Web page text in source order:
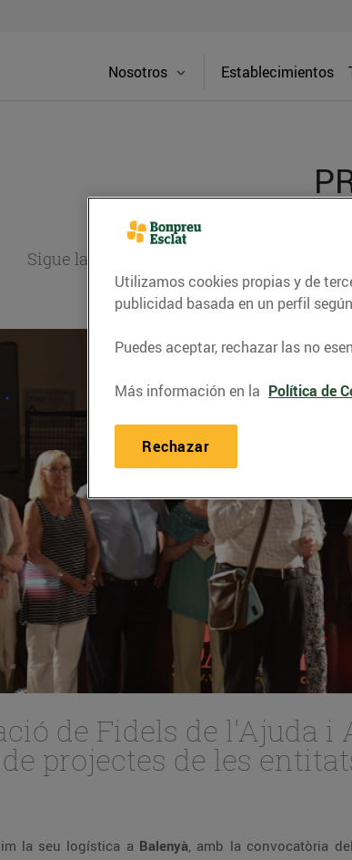
Nosotros Establecimientos
Sigue la actualidad de los
de Fidels de l'Ajuda
projectes de les
la seu logística a Balenyà, amb la convocatòria del
Utilizamos cookies propias y de
publicidad basada en un perfil
Puedes aceptar, rechazar las no
Más información en la Política de
Rechazar